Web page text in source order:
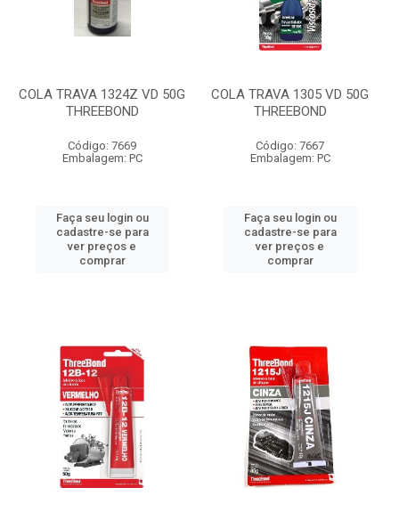
COLA TRAVA 1324Z VD 50G
THREEBOND
Código: 7669
Embalagem: PC
Faça seu login ou
cadastre-se para
ver preços e
comprar
COLA TRAVA 1305 VD 50G
THREEBOND
Código: 7667
Embalagem: PC
Faça seu login ou
cadastre-se para
ver preços e
comprar